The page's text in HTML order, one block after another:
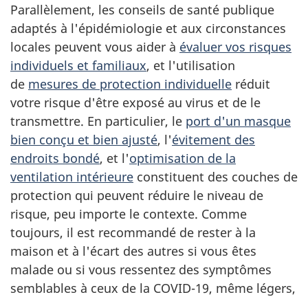
Parallèlement, les conseils de santé publique
adaptés à l'épidémiologie et aux circonstances
locales peuvent vous aider à évaluer vos risques
individuels et familiaux, et l'utilisation
de mesures de protection individuelle réduit
votre risque d'être exposé au virus et de le
transmettre. En particulier, le port d'un masque
bien conçu et bien ajusté, l'évitement des
endroits bondé, et l'optimisation de la
ventilation intérieure constituent des couches de
protection qui peuvent réduire le niveau de
risque, peu importe le contexte. Comme
toujours, il est recommandé de rester à la
maison et à l'écart des autres si vous êtes
malade ou si vous ressentez des symptômes
semblables à ceux de la COVID-19, même légers,